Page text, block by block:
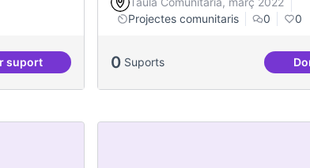
suport
Casal de Barri Congrés Indians
Projectes comunitaris
0 0
0 Suports